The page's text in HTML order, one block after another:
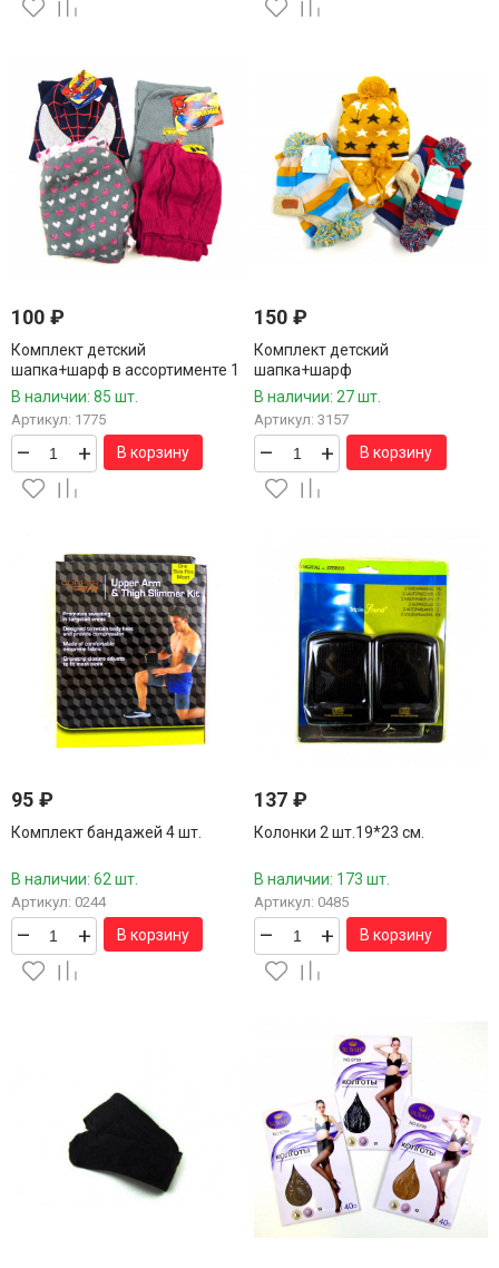
100 ₽
Комплект детский
шапка+шарф в ассортименте 1
шт.
В наличии: 85 шт.
Артикул: 1775
– + В корзину
150₽
Комплект детский
шапка+шарф
В наличии: 27 шт.
Артикул: 3157
– + В корзину
95 ₽
Комплект бандажей 4 шт.
В наличии: 62 шт.
Артикул: 0244
– + В корзину
137₽
Колонки 2 шт.19*23 см.
В наличии: 173 шт.
Артикул: 0485
– + В корзину